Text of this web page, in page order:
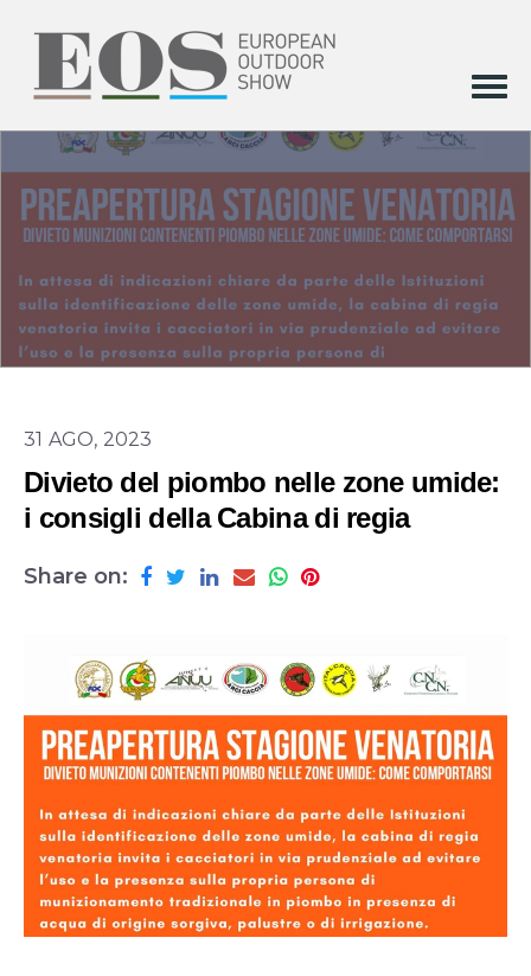
31 AGO, 2023
Divieto del piombo nelle zone umide:
i consigli della Cabina di regia
Share on: